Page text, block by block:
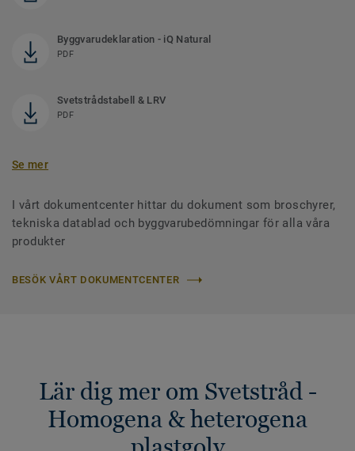
Byggvarudeklaration - iQ Natural
PDF
Svetstrådstabell & LRV
PDF
Se mer
I vårt dokumentcenter hittar du dokument som broschyrer,
tekniska datablad och byggvarubedömningar för alla våra
produkter
BESÖK VÅRT DOKUMENTCENTER
Lär dig mer om Svetstråd -
Homogena & heterogena